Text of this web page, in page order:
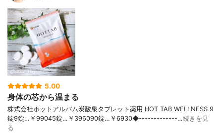
5.00
身体の芯から温まる
株式会社ホットアルバム炭酸泉タブレット薬用 HOT TAB WELLNESS 9
錠9錠…￥99045錠…￥396090錠…￥6930◆-------------…続きを見
る